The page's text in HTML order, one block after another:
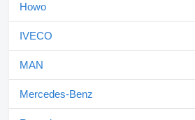
Howo
IVECO
MAN
Mercedes-Benz